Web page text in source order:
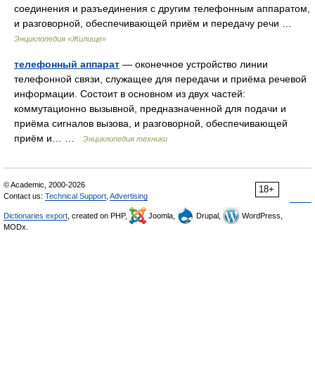
соединения и разъединения с другим телефонным аппаратом,
и разговорной, обеспечивающей приём и передачу речи …
Энциклопедия «Жилище»
телефонный аппарат — оконечное устройство линии
телефонной связи, служащее для передачи и приёма речевой
информации. Состоит в основном из двух частей:
коммутационно вызывной, предназначенной для подачи и
приёма сигналов вызова, и разговорной, обеспечивающей
приём и… …
Энциклопедия техники
18+
© Academic, 2000-2026
Contact us: Technical Support Advertising
Dictionaries export , created on PHP, Joomla, Drupal,
WordPress,
MODx.